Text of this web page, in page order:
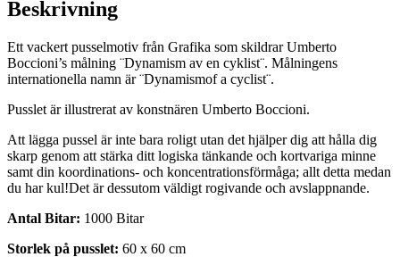
Beskrivning
Ett vackert pusselmotiv från Grafika som skildrar Umberto
Boccioni’s målning ¨Dynamism av en cyklist¨. Målningens
internationella namn är ¨Dynamismof a cyclist¨.
Pusslet är illustrerat av konstnären Umberto Boccioni.
Att lägga pussel är inte bara roligt utan det hjälper dig att hålla dig
skarp genom att stärka ditt logiska tänkande och kortvariga minne
samt din koordinations- och koncentrationsförmåga; allt detta medan
du har kul!Det är dessutom väldigt rogivande och avslappnande.
Antal Bitar: 1000 Bitar
Storlek på pusslet: 60 x 60 cm